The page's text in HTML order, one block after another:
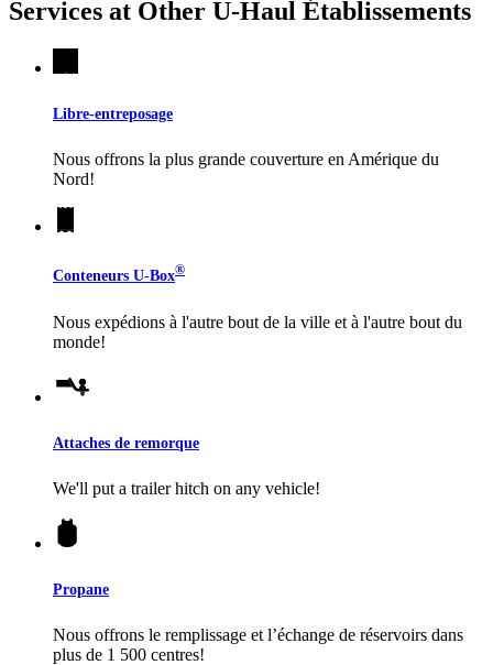
Services at Other U-Haul Établissements
Libre-entreposage
Nous offrons la plus grande couverture en Amérique du
Nord!
Conteneurs U-Box®
Nous expédions à l'autre bout de la ville et à l'autre bout du
monde!
Attaches de remorque
We'll put a trailer hitch on any vehicle!
Propane
Nous offrons le remplissage et l’échange de réservoirs dans
plus de 1 500 centres!